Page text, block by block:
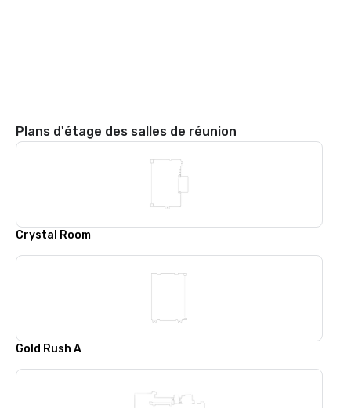
Plans d'étage des salles de réunion
Crystal Room
Gold Rush A